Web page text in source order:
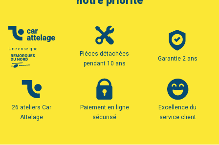
Une enseigne
Pièces détachées
pendant 10 ans
Garantie 2 ans
26 ateliers Car
Attelage
Paiement en ligne
sécurisé
Excellence du
service client